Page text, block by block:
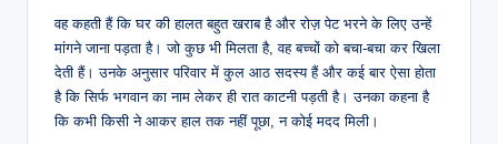
वह कहती हैं कि घर की हालत बहुत खराब है और रोज़ पेट भरने के लिए उन्हें
मांगने जाना पड़ता है। जो कुछ भी मिलता है, वह बच्चों को बचा-बचा कर खिला
देती हैं। उनके अनुसार परिवार में कुल आठ सदस्य हैं और कई बार ऐसा होता
है कि सिर्फ भगवान का नाम लेकर ही रात काटनी पड़ती है। उनका कहना है
कि कभी किसी ने आकर हाल तक नहीं पूछा, न कोई मदद मिली।